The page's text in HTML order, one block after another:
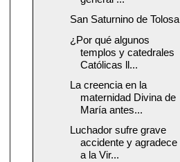
San Saturnino de Tolosa
¿Por qué algunos
templos y catedrales
Católicas ll...
La creencia en la
maternidad Divina de
María antes...
Luchador sufre grave
accidente y agradece
a la Vir...